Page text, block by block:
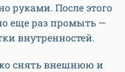
руками. После этого
еще раз промыть —
внутренностей.
снять внешнюю и